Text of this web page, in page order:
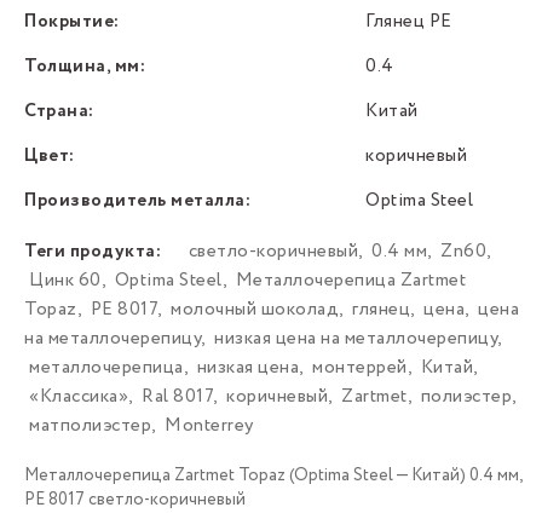
Покрытие:
Глянец PE
Толщина, мм:
0.4
Страна:
Китай
Цвет:
коричневый
Производитель металла:
Optima Steel
Теги продукта:
светло-коричневый, 0.4 мм, Zn60,
Цинк 60, Optima Steel, Металлочерепица Zartmet
Topaz, РЕ 8017, молочный шоколад, глянец, цена, цена
на металлочерепицу, низкая цена на металлочерепицу,
металлочерепица, низкая цена, монтеррей, Китай,
«Классика», Ral 8017, коричневый, Zartmet, полиэстер,
матполиэстер, Monterrey
Металлочерепица Zartmet Topaz (Optima Steel — Китай) 0.4 мм,
РЕ 8017 светло-коричневый